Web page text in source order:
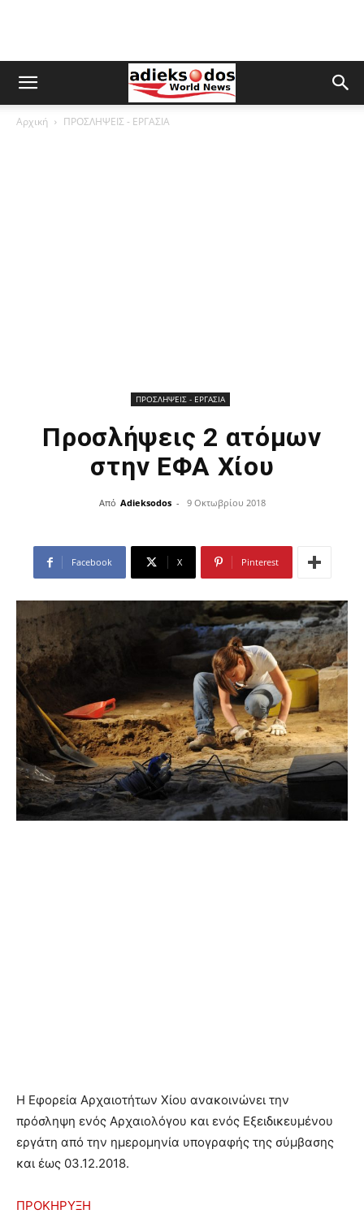
Αρχική ΠΡΟΣΛΗΨΕΙΣ - ΕΡΓΑΣΙΑ
ΠΡΟΣΛΗΨΕΙΣ - ΕΡΓΑΣΙΑ
Προσλήψεις 2 ατόμων
στην ΕΦΑ Χίου
Από Adieksodos - 9 Οκτωβρίου 2018
Facebook X Pinterest
Η Εφορεία Αρχαιοτήτων Χίου ανακοινώνει την
πρόσληψη ενός Αρχαιολόγου και ενός Εξειδικευμένου
εργάτη από την ημερομηνία υπογραφής της σύμβασης
και έως 03.12.2018.
ΠΡΟΚΗΡΥΞΗ